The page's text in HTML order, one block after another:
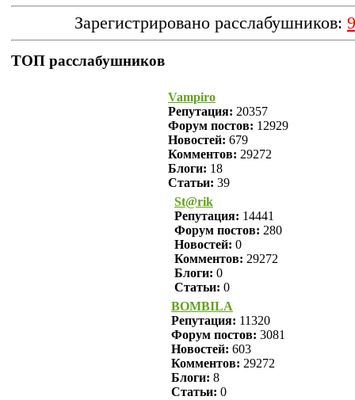
Зарегистрировано расслабушников:
ТОП расслабушников
Vampiro
Репутация: 20357
Форум постов: 12929
Новостей: 679
Комментов: 29272
Блоги: 18
Статьи: 39
St@rik
Репутация: 14441
Форум постов: 280
Новостей: 0
Комментов: 29272
Блоги: 0
Статьи: 0
BOMBILA
Репутация: 11320
Форум постов: 3081
Новостей: 603
Комментов: 29272
Блоги: 8
Статьи: 0